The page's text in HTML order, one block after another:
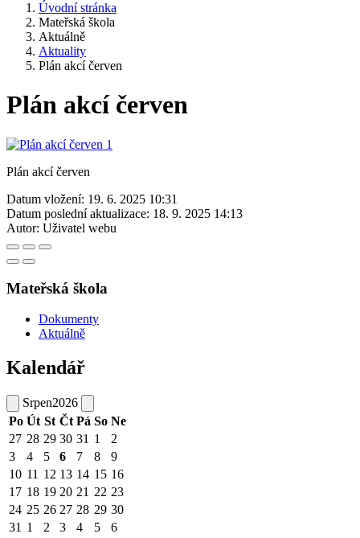
Úvodní stránka
Mateřská škola
Aktuálně
Aktuality
Plán akcí červen
Plán akcí červen
Plán akcí červen
Datum vložení: 19. 6. 2025 10:31
Datum poslední aktualizace: 18. 9. 2025 14:13
Autor: Uživatel webu
Mateřská škola
Dokumenty
Aktuálně
Kalendář
Srpen2026
Po Út St Čt Pá So Ne
27 28 29 30 31 1
2
3
4 5 6 7 8
9
10 11 12 13 14 15 16
17 18 19 20 21 22 23
24 25 26 27 28 29 30
31 1 2 3 4 5 6